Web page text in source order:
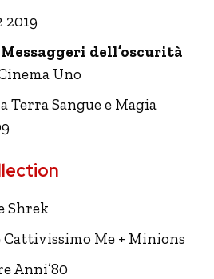
dell’oscurità
Uno
Terra Sangue e Magia
Shrek
Cattivissimo Me + Minions
Anni’80